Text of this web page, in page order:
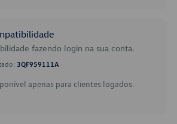
fazendo login na sua conta.
3QF959111A
apenas para clientes logados.